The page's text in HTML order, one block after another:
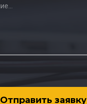
Отправить заявку